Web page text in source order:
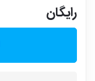
رایگان